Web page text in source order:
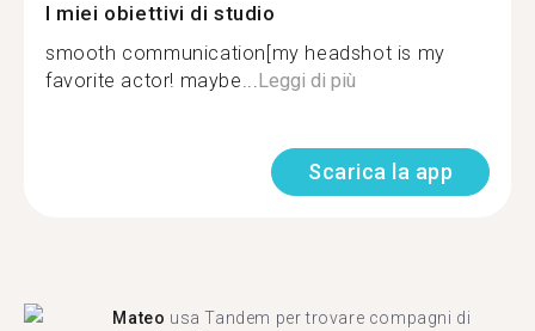
I miei obiettivi di studio
smooth communication[my headshot is my
favorite actor! maybe...Leggi di più
Scarica la app
Mateo usa Tandem per trovare compagni di